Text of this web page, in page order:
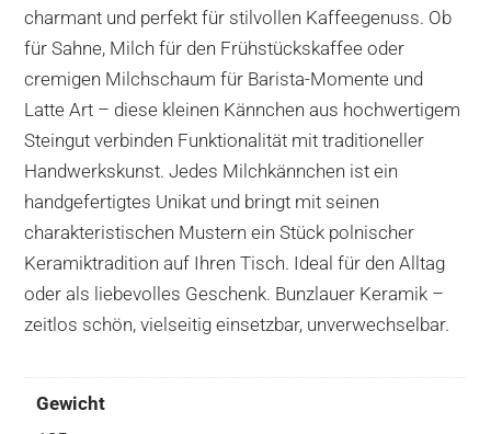
charmant und perfekt für stilvollen Kaffeegenuss. Ob
für Sahne, Milch für den Frühstückskaffee oder
cremigen Milchschaum für Barista-Momente und
Latte Art – diese kleinen Kännchen aus hochwertigem
Steingut verbinden Funktionalität mit traditioneller
Handwerkskunst. Jedes Milchkännchen ist ein
handgefertigtes Unikat und bringt mit seinen
charakteristischen Mustern ein Stück polnischer
Keramiktradition auf Ihren Tisch. Ideal für den Alltag
oder als liebevolles Geschenk. Bunzlauer Keramik –
zeitlos schön, vielseitig einsetzbar, unverwechselbar.
Gewicht